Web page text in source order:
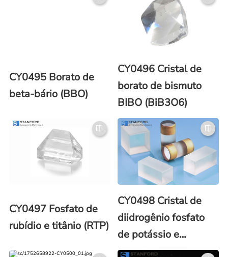
CY0495 Borato de
beta-bário (BBO)
CY0496 Cristal de
borato de bismuto
BIBO (BiB3O6)
CY0497 Fosfato de
rubídio e titânio (RTP)
CY0498 Cristal de
diidrogênio fosfato
de potássio e
diidutério fosfato de